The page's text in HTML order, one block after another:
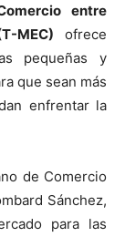
entre
MEC) ofrece
pequeñas y
que sean más
enfrentar la
de Comercio
Sánchez,
para las